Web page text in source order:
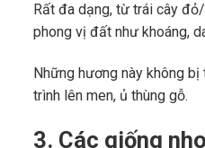
Rất đa dạng, từ trái cây
phong vị đất như khoáng,
Những hương này không
trình lên men, ủ thùng gỗ.
3. Các giống